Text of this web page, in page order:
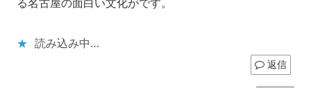
る名古屋の面白い文化がです。
読み込み中…
返信